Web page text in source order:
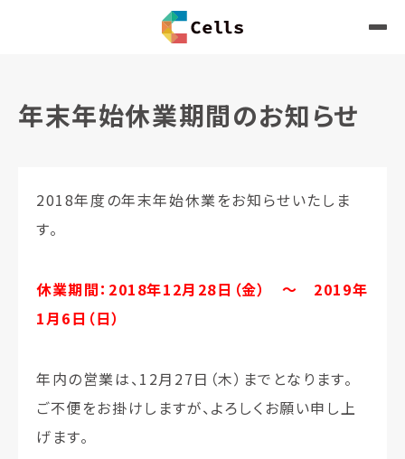
年末年始休業期間のお知らせ
2018年度の年末年始休業をお知らせいたしま
す。
休業期間：2018年12月28日（金） ～ 2019年
1月6日（日）
年内の営業は、12月27日（木）までとなります。
ご不便をお掛けしますが、よろしくお願い申し上
げます。